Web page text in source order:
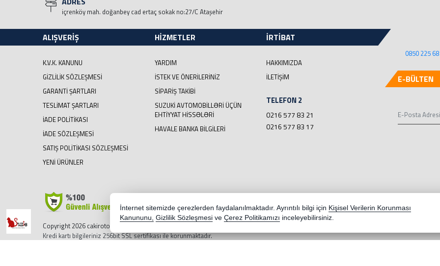
içrenköy mah. doğanbey cad ertaç sokak no:27/C Ataşehir
ALIŞVERİŞ
K.V.K. KANUNU
GIZLILIK SÖZLEŞMESI
GARANTI ŞARTLARI
TESLIMAT ŞARTLARI
İADE POLITIKASI
İADE SÖZLEŞMESI
SATIŞ POLITIKASI SÖZLEŞMESI
YENI ÜRÜNLER
HİZMETLER
YARDIM
İSTEK VE ÖNERILERINIZ
SIPARIŞ TAKIBI
SUZUKI AVTOMOBILLƏRI ÜÇÜN
EHTIYYAT HISSƏLƏRI
HAVALE BANKA BILGILERI
İRTİBAT
HAKKIMIZDA
İLETIŞIM
TELEFON 2
0216 577 83 21
0216 577 83 17
0850 225
E-BÜLTEN
Copyright 2026 cakirotoparca.com - Tüm hakları saklıdır.
Kredi kartı bilgileriniz 256bit SSL sertifikası ile korunmaktadır.
İnternet sitemizde çerezlerden faydalanılmaktadır. Ayrıntılı bilgi için Kişisel Verilerin Korunması
Kanununu, Gizlilik Sözleşmesi ve Çerez Politikamızı inceleyebilirsiniz.